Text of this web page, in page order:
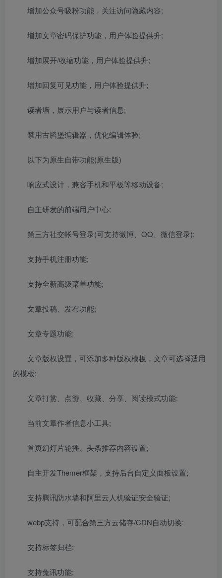
增加公众号吸粉功能，关注访问隐藏内容;
增加文章密码保护功能，用户体验提供升;
增加展开/收缩功能，用户体验提供升;
增加回复可见功能，用户体验提供升;
读者墙，展示用户与读者信息;
禁用古腾堡编辑器，优化编辑体验;
以下为原生自带功能(原生版)
响应式设计，兼容手机和平板等移动设备;
自主研发的前端用户中心;
第三方社交帐号登录(可支持微博、QQ、微信登录);
支持手机注册功能;
支持全新高级菜单功能;
文章投稿、发布功能;
文章专题功能;
文章版权设置，可添加多种版权模板，文章可选择适用
的模板;
文章打赏、点赞、收藏、分享、阅读模式功能;
当前文章作者信息小工具;
首页幻灯片轮播、头条推荐内容设置;
自主开发Themer框架，支持后台自定义面板设置;
支持腾讯防水墙和阿里云人机验证安全验证;
webp支持，可配合第三方云储存/CDN自动切换;
支持标签归档;
支持兔讯功能;